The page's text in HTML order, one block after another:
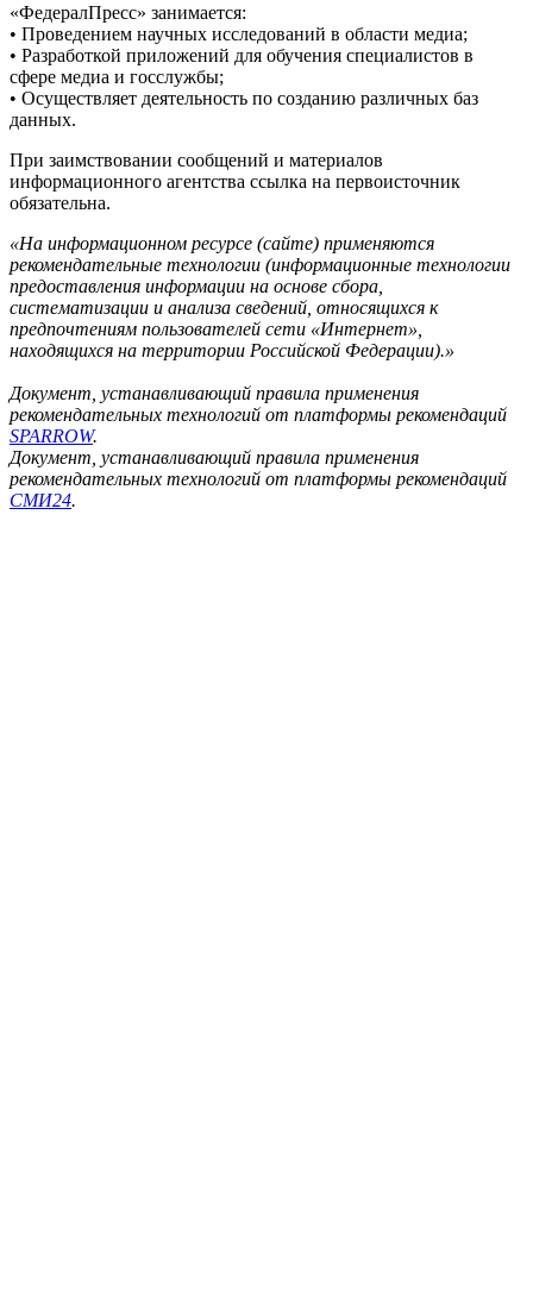
«ФедералПресс» занимается:
• Проведением научных исследований в области медиа;
• Разработкой приложений для обучения специалистов в
сфере медиа и госслужбы;
• Осуществляет деятельность по созданию различных баз
данных.
При заимствовании сообщений и материалов
информационного агентства ссылка на первоисточник
обязательна.
«На информационном ресурсе (сайте) применяются
рекомендательные технологии (информационные технологии
предоставления информации на основе сбора,
систематизации и анализа сведений, относящихся к
предпочтениям пользователей сети «Интернет»,
находящихся на территории Российской Федерации).»
Документ, устанавливающий правила применения
рекомендательных технологий от платформы рекомендаций
SPARROW.
Документ, устанавливающий правила применения
рекомендательных технологий от платформы рекомендаций
СМИ24.